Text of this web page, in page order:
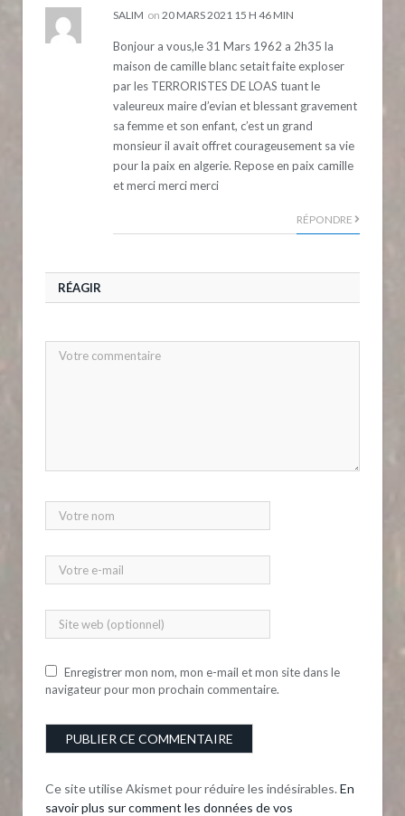
SALIM on 20 MARS 2021 15 H 46 MIN
Bonjour a vous,le 31 Mars 1962 a 2h35 la
maison de camille blanc setait faite exploser
par les TERRORISTES DE LOAS tuant le
valeureux maire d’evian et blessant gravement
sa femme et son enfant, c’est un grand
monsieur il avait offret courageusement sa vie
pour la paix en algerie. Repose en paix camille
et merci merci merci
RÉPONDRE
RÉAGIR
Enregistrer mon nom, mon e-mail et mon site dans le
navigateur pour mon prochain commentaire.
Ce site utilise Akismet pour réduire les indésirables. En
savoir plus sur comment les données de vos